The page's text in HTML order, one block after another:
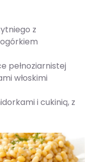
z
pełnoziarnistej
włoskimi
i cukinią, z